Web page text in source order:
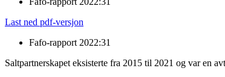
Last ned pdf-versjon
Fafo-rapport 2022:31
Saltpartnerskapet eksisterte fra 2015 til 2021 og var en